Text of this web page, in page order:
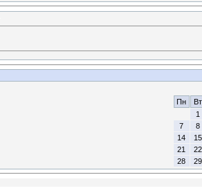
Пн
Вт
1
7
8
14
15
21
22
28
29